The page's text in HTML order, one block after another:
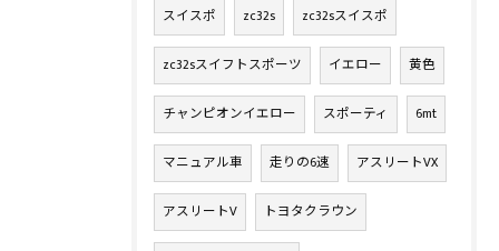
スイスポ zc32s zc32sスイスポ
zc32sスイフトスポーツ イエロー 黄色
チャンピオンイエロー スポーティ 6mt
マニュアル車 走りの6速 アスリートVX
アスリートV トヨタクラウン